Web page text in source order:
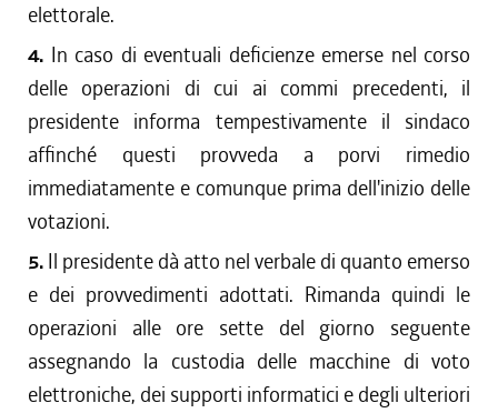
elettorale.
4. In caso di eventuali deficienze emerse nel corso
delle operazioni di cui ai commi precedenti, il
presidente informa tempestivamente il sindaco
affinché questi provveda a porvi rimedio
immediatamente e comunque prima dell'inizio delle
votazioni.
5. Il presidente dà atto nel verbale di quanto emerso
e dei provvedimenti adottati. Rimanda quindi le
operazioni alle ore sette del giorno seguente
assegnando la custodia delle macchine di voto
elettroniche, dei supporti informatici e degli ulteriori